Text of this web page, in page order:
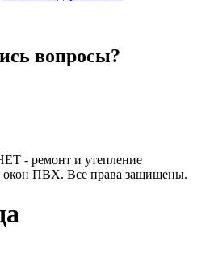
вопросы?
- ремонт и утепление
окон ПВХ. Все права защищены.